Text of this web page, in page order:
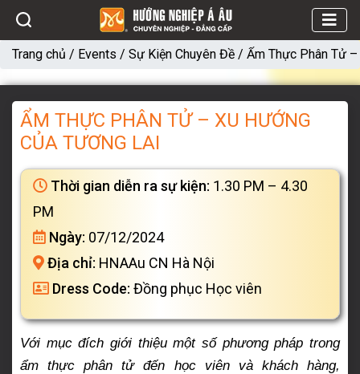
Trang chủ / Events / Sự Kiện Chuyên Đề / Ẩm Thực Phân Tử
ẨM THỰC PHÂN TỬ – XU HƯỚNG
CỦA TƯƠNG LAI
Thời gian diễn ra sự kiện: 1.30 PM – 4.30
PM
Ngày: 07/12/2024
Địa chỉ: HNAAu CN Hà Nội
Dress Code: Đồng phục Học viên
Với mục đích giới thiệu một số phương pháp trong
ẩm thực phân tử đến học viên và khách hàng,